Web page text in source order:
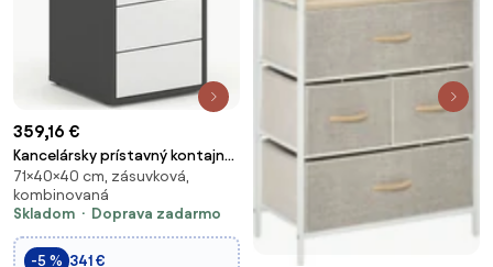
359,16 €
Kancelársky prístavný kontajner
FUTURE, 4 zásuvky, 400 x 400 x
710 mm, biela/grafitová
71×40×40 cm, zásuvková,
kombinovaná
Skladom
Doprava zadarmo
-5 % 341 €